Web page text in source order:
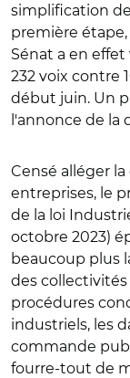
simplification
première
Sénat a en
232 voix contre
début juin. Un
l'annonce de la
Censé alléger
entreprises, le
de la loi
octobre 2023)
beaucoup plus
des
procédures
industriels, les
commande
fourre-tout de